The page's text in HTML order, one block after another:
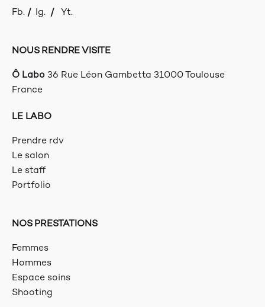
Fb. / Ig. / Yt.
NOUS RENDRE VISITE
Ô Labo 36 Rue Léon Gambetta 31000 Toulouse
France
LE LABO
Prendre rdv
Le salon
Le staff
Portfolio
NOS PRESTATIONS
Femmes
Hommes
Espace soins
Shooting